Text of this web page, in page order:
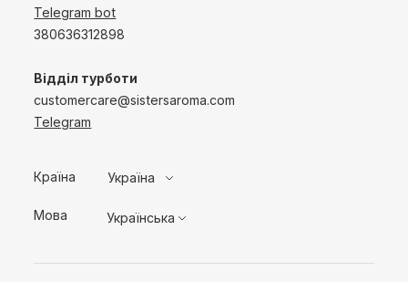
Telegram bot
380636312898
Відділ турботи
customercare@sistersaroma.com
Telegram
Країна Україна
Мова Українська